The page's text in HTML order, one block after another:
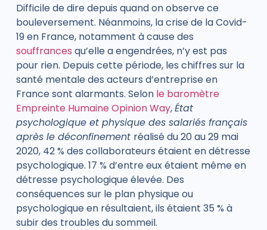
Difficile de dire depuis quand on observe ce
bouleversement. Néanmoins, la crise de la Covid-
19 en France, notamment à cause des
souffrances qu’elle a engendrées, n’y est pas
pour rien. Depuis cette période, les chiffres sur la
santé mentale des acteurs d’entreprise en
France sont alarmants. Selon le baromètre
Empreinte Humaine Opinion Way,État
psychologique et physique des salariés français
après le déconfinement réalisé du 20 au 29 mai
2020, 42 % des collaborateurs étaient en détresse
psychologique. 17 % d’entre eux étaient même en
détresse psychologique élevée. Des
conséquences sur le plan physique ou
psychologique en résultaient, ils étaient 35 % à
subir des troubles du sommeil.